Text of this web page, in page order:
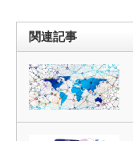
関連記事